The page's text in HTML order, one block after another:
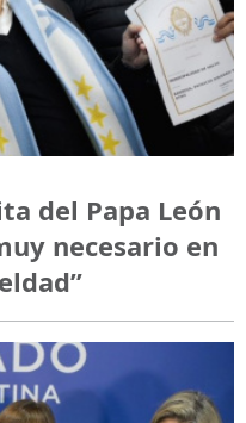
del Papa León
necesario en